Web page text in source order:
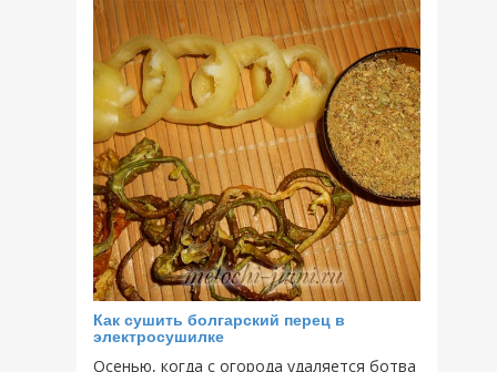
Как сушить болгарский перец в
электросушилке
Осенью, когда с огорода удаляется ботва